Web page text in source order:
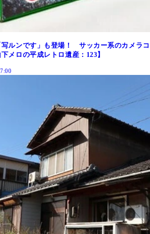
写ルンです」も登場！ サッカー系のカメラコ
メロの平成レトロ遺産：123】